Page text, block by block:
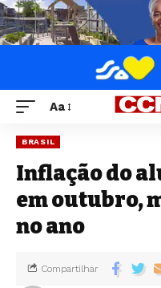
Aa
BRASIL
Inflação do
em outubro,
no ano
Compartilhar